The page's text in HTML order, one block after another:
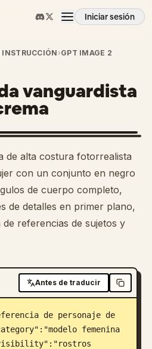
Iniciar sesión
›GPT IMAGE 2
vanguardista
de alta costura fotorrealista
con un conjunto en negro
de cuerpo completo,
de detalles en primer plano,
referencias de sujetos y
Antes de traducir
de personaje de
femenina